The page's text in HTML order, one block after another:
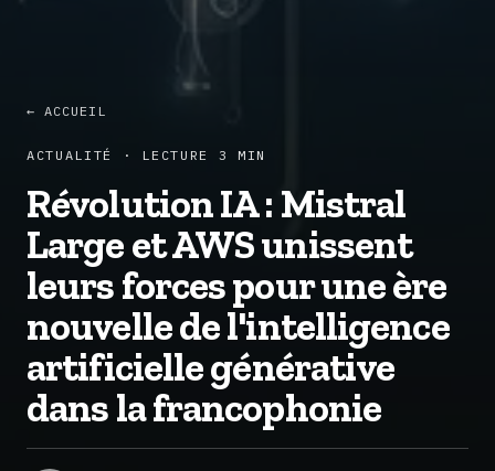
← ACCUEIL
ACTUALITÉ · LECTURE 3 MIN
Révolution IA : Mistral
Large et AWS unissent
leurs forces pour une ère
nouvelle de l'intelligence
artificielle générative
dans la francophonie